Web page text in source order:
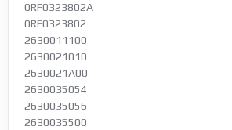
0RF0323802A
0RF0323802
2630011100
2630021010
2630021A00
2630035054
2630035056
2630035500